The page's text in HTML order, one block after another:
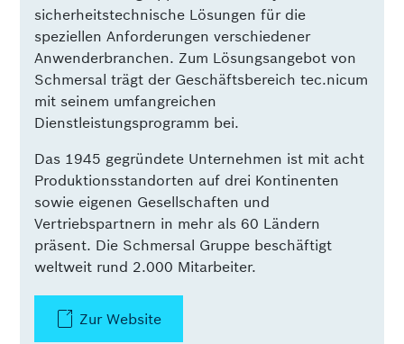
sicherheitstechnische Lösungen für die
speziellen Anforderungen verschiedener
Anwenderbranchen. Zum Lösungsangebot von
Schmersal trägt der Geschäftsbereich tec.nicum
mit seinem umfangreichen
Dienstleistungsprogramm bei.
Das 1945 gegründete Unternehmen ist mit acht
Produktionsstandorten auf drei Kontinenten
sowie eigenen Gesellschaften und
Vertriebspartnern in mehr als 60 Ländern
präsent. Die Schmersal Gruppe beschäftigt
weltweit rund 2.000 Mitarbeiter.
Zur Website